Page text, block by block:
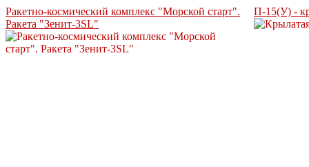
Ракетно-космический комплекс "Морской старт".
Ракета "Зенит-3SL"
П-15(У) -